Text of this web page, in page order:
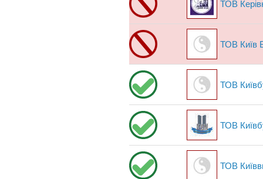
ТОВ
ТОВ Київ
ТОВ
ТОВ
ТОВ